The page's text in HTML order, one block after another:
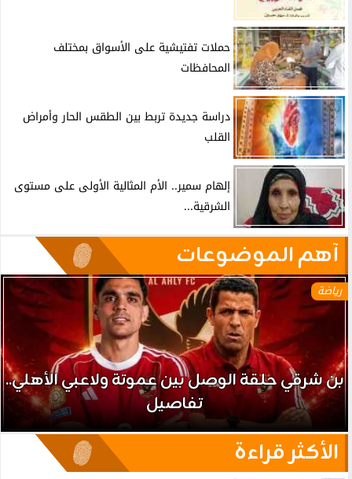
حملات تفتيشية على الأسواق بمختلف
المحافظات
دراسة جديدة تربط بين الطقس الحار وأمراض
القلب
إلهام سمير.. الأم المثالية الأولى على مستوى
الشرقية...
آهم الموضوعات
رياضة
بن شرقي حلقة الوصل بين عموتة ولاعبي الأهلي..
تفاصيل
الأكثر قراءة